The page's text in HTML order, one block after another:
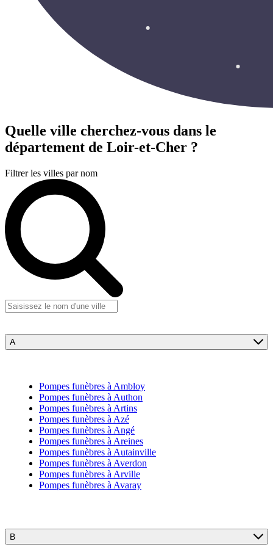
Quelle ville cherchez-vous dans le
département de Loir-et-Cher ?
Filtrer les villes par nom
A
Pompes funèbres à Ambloy
Pompes funèbres à Authon
Pompes funèbres à Artins
Pompes funèbres à Azé
Pompes funèbres à Angé
Pompes funèbres à Areines
Pompes funèbres à Autainville
Pompes funèbres à Averdon
Pompes funèbres à Arville
Pompes funèbres à Avaray
B